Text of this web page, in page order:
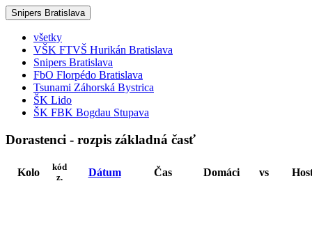
Snipers Bratislava
všetky
VŠK FTVŠ Hurikán Bratislava
Snipers Bratislava
FbO Florpédo Bratislava
Tsunami Záhorská Bystrica
ŠK Lido
ŠK FBK Bogdau Stupava
Dorastenci - rozpis základná časť
Kolo
kód
z.
Dátum Čas Domáci vs